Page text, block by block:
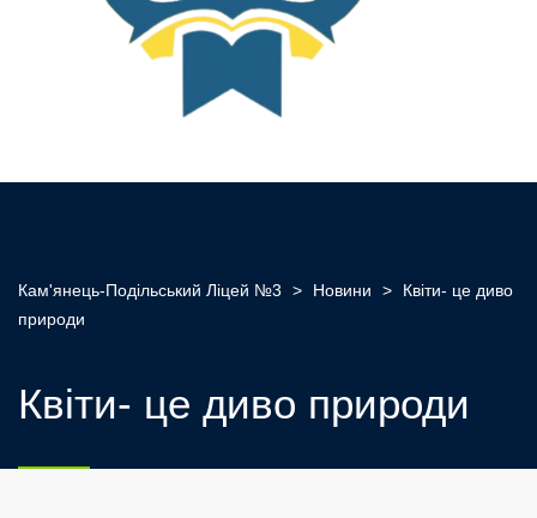
Кам'янець-Подільський Ліцей №3 > Новини >
Квіти- це диво
природи
Квіти- це диво природи